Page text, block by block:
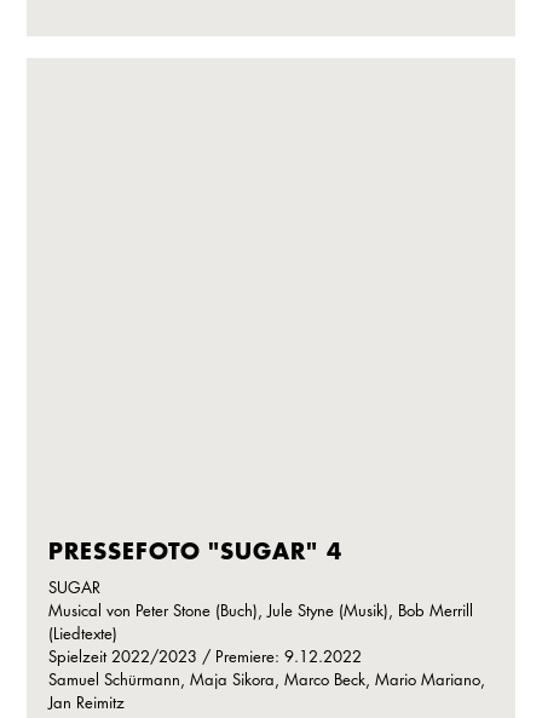
PRESSEFOTO "SUGAR" 4
SUGAR
Musical von Peter Stone (Buch), Jule Styne (Musik), Bob Merrill
(Liedtexte)
Spielzeit 2022/2023 / Premiere: 9.12.2022
Samuel Schürmann, Maja Sikora, Marco Beck, Mario Mariano,
Jan Reimitz